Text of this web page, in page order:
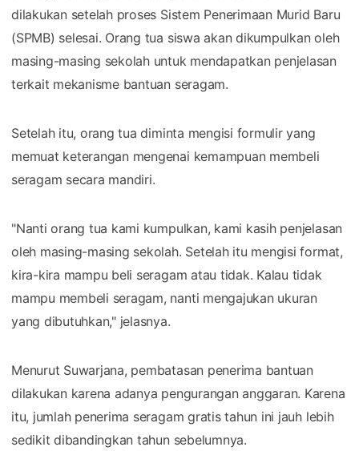
dilakukan setelah proses Sistem Penerimaan Murid Baru
(SPMB) selesai. Orang tua siswa akan dikumpulkan oleh
masing-masing sekolah untuk mendapatkan penjelasan
terkait mekanisme bantuan seragam.
Setelah itu, orang tua diminta mengisi formulir yang
memuat keterangan mengenai kemampuan membeli
seragam secara mandiri.
"Nanti orang tua kami kumpulkan, kami kasih penjelasan
oleh masing-masing sekolah. Setelah itu mengisi format,
kira-kira mampu beli seragam atau tidak. Kalau tidak
mampu membeli seragam, nanti mengajukan ukuran
yang dibutuhkan," jelasnya.
Menurut Suwarjana, pembatasan penerima bantuan
dilakukan karena adanya pengurangan anggaran. Karena
itu, jumlah penerima seragam gratis tahun ini jauh lebih
sedikit dibandingkan tahun sebelumnya.